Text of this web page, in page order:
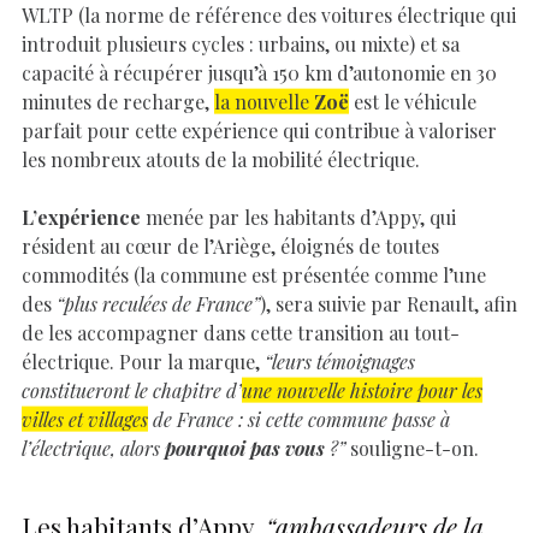
WLTP (la norme de référence des voitures électrique qui
introduit plusieurs cycles : urbains, ou mixte) et sa
capacité à récupérer jusqu’à 150 km d’autonomie en 30
minutes de recharge, la nouvelle Zoë est le véhicule
parfait pour cette expérience qui contribue à valoriser
les nombreux atouts de la mobilité électrique.
L’expérience menée par les habitants d’Appy, qui
résident au cœur de l’Ariège, éloignés de toutes
commodités (la commune est présentée comme l’une
des “plus reculées de France”), sera suivie par Renault, afin
de les accompagner dans cette transition au tout-
électrique. Pour la marque, “leurs témoignages
constitueront le chapitre d’une nouvelle histoire pour les
villes et villagesde France : si cette commune passe à
l’électrique, alorspourquoi pas vous ?”souligne-t-on.
Les habitants d’Appy, “ambassadeurs de la